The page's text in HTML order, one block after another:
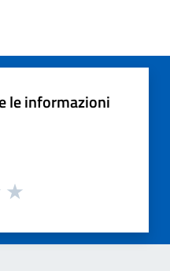
le informazioni